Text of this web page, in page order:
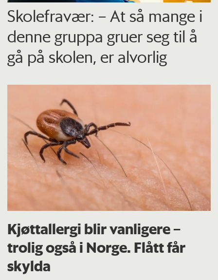
Skolefravær: – At så mange i
denne gruppa gruer seg til å
gå på skolen, er alvorlig
Kjøttallergi blir vanligere –
trolig også i Norge. Flått får
skylda